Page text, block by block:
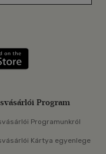
Szerezd meg: Google
Program
Programunkról
Kártya egyenlege